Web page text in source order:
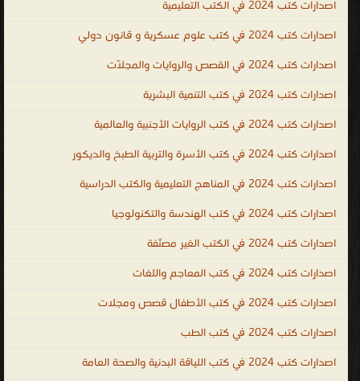
اصدارات كتب 2024 في الكتب التعليمية
اصدارات كتب 2024 في كتب علوم عسكرية و قانون دولي
اصدارات كتب 2024 في القصص والروايات والمجلّات
اصدارات كتب 2024 في كتب التنمية البشرية
اصدارات كتب 2024 في كتب الروايات الأجنبية والعالمية
اصدارات كتب 2024 في كتب الأسرة والتربية الطبخ والديكور
اصدارات كتب 2024 في المناهج التعليمية والكتب الدراسية
اصدارات كتب 2024 في كتب الهندسة والتكنولوجيا
اصدارات كتب 2024 في الكتب الغير مصنّفة
اصدارات كتب 2024 في كتب المعاجم واللغات
اصدارات كتب 2024 في كتب الأطفال قصص ومجلات
اصدارات كتب 2024 في كتب الطب
اصدارات كتب 2024 في كتب اللياقة البدنية والصحة العامة